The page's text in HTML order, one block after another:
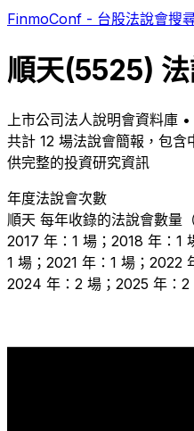
FinmoConf - 台股法說會搜
順天(5525)
上市公司法人說明會資料庫
共計 12 場法說會簡報，包含
供完整的投資研究資訊
年度法說會次數
順天 每年收錄的法說會數量
2017 年：1 場；2018 年：1
1 場；2021 年：1 場；2022
2024 年：2 場；2025 年：